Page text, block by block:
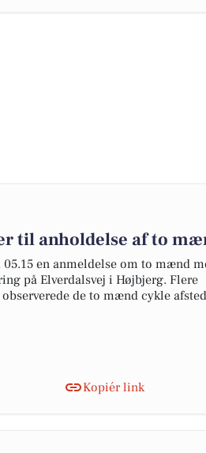
til anholdelse af to
en anmeldelse om to mænd
på Elverdalsvej i Højbjerg. Flere
de to mænd cykle
Kopiér link